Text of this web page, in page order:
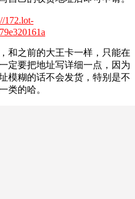
172.lot-
和之前的大王卡一样，只能在
定要把地址写详细一点，因为
模糊的话不会发货，特别是不
类的哈。